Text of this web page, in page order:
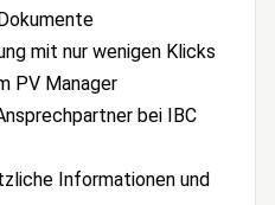
mit nur wenigen Klicks
PV Manager
bei IBC
Informationen und